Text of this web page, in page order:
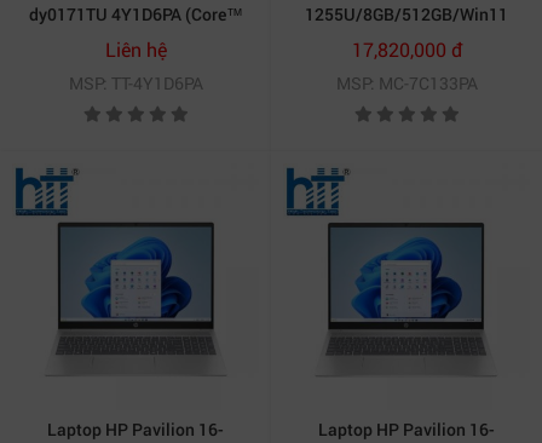
dy0171TU 4Y1D6PA (Core™
i3-1125G4 | 4GB | 512GB | Intel
UHD | 14 inch FHD | Win 10 |
Vàng)
Liên hệ
MSP: TT-4Y1D6PA
1255U/8GB/512GB/Win11
(7C133PA)
17,820,000 đ
MSP: MC-7C133PA
Laptop HP Pavilion 16-
Laptop HP Pavilion 16-